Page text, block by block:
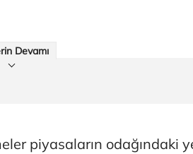
Devamı
piyasaların odağındaki